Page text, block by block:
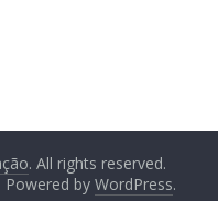
. All rights reserved.
. Powered by WordPress.